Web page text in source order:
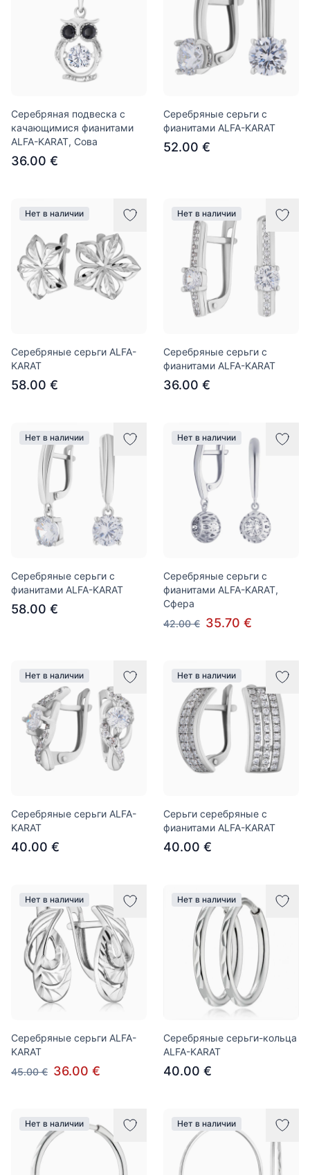
Серебряная подвеска с
качающимися фианитами
ALFA-KARAT, Сова
36.00 €
Серебряные серьги с
фианитами ALFA-KARAT
52.00 €
Нет в наличии
Серебряные серьги ALFA-
KARAT
58.00 €
Нет в наличии
Серебряные серьги с
фианитами ALFA-KARAT
36.00 €
Нет в наличии
Серебряные серьги с
фианитами ALFA-KARAT
58.00 €
Нет в наличии
Серебряные серьги с
фианитами ALFA-KARAT,
Сфера
42.00 € 35.70 €
Нет в наличии
Серебряные серьги ALFA-
KARAT
40.00 €
Нет в наличии
Серьги серебряные с
фианитами ALFA-KARAT
40.00 €
Нет в наличии
Серебряные серьги ALFA-
KARAT
45.00 € 36.00 €
Нет в наличии
Серебряные серьги-кольца
ALFA-KARAT
40.00 €
Нет в наличии Нет в наличии